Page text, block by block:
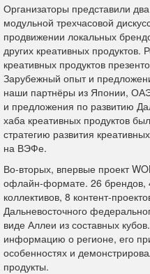
Организаторы представили
модульной трехчасовой
продвижении локальных
других креативных продуктов.
креативных продуктов
Зарубежный опыт и
наши партнёры из Японии,
и предложения по развитию
хаба креативных продуктов
стратегию развития
на ВЭФе.
Во-вторых, впервые проект
офлайн-формате. 26 брендов,
коллективов, 8 контент-
Дальневосточного
виде Аллеи из составных
информацию о регионе, его
особенностях и
продукты.